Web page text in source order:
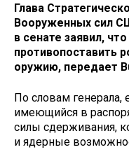
Глава
Вооруженных сил
в сенате заявил,
противопоставить
оружию, передает
По словам
имеющийся в
силы сдерживания,
и ядерные